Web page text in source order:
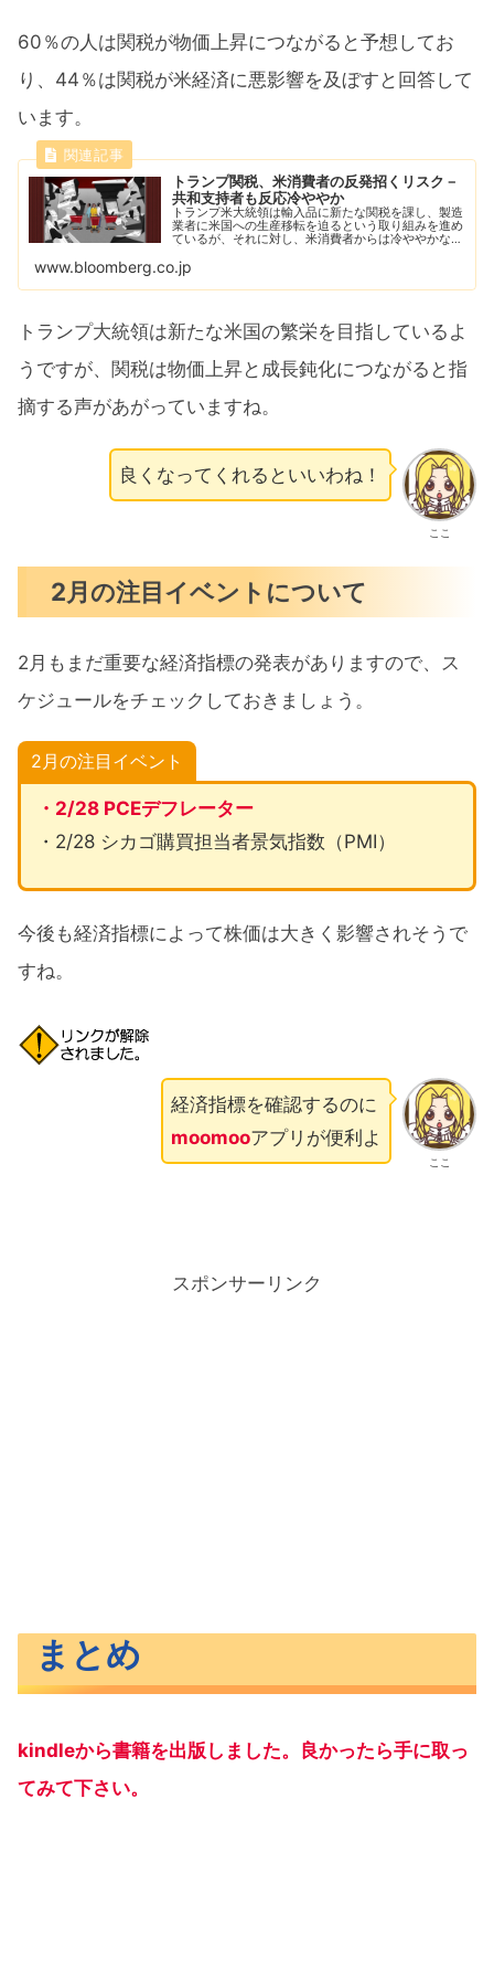
60％の人は関税が物価上昇につながると予想してお
り、44％は関税が米経済に悪影響を及ぼすと回答して
います。
トランプ関税、米消費者の反発招くリスク－
共和支持者も反応冷ややか
トランプ米大統領は輸入品に新たな関税を課し、製造
業者に米国への生産移転を迫るという取り組みを進め
ているが、それに対し、米消費者からは冷ややかな反
www.bloomberg.co.jp
トランプ大統領は新たな米国の繁栄を目指しているよ
うですが、関税は物価上昇と成長鈍化につながると指
摘する声があがっていますね。
ここ
良くなってくれるといいわね！
2月の注目イベントについて
2月もまだ重要な経済指標の発表がありますので、ス
ケジュールをチェックしておきましょう。
2月の注目イベント
・2/28 PCEデフレーター
・2/28 シカゴ購買担当者景気指数（PMI）
今後も経済指標によって株価は大きく影響されそうで
すね。
ここ
経済指標を確認するのに
moomooアプリが便利よ
スポンサーリンク
まとめ
kindleから書籍を出版しました。良かったら手に取っ
てみて下さい。